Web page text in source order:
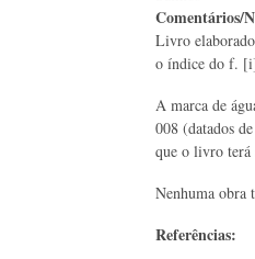
Comentários/
Livro
o índice do f.
A marca de
008 (datados
que o livro terá
Nenhuma obra
Referências: